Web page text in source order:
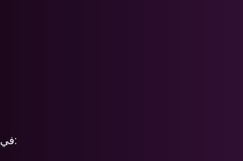
في بعض الأحيان، قد تواجه بعض المشاكل أثناء تحميل أو استخدام التطبيق. إليك بعض الملاحظات حول المشكلات الشائعة وحلولها: